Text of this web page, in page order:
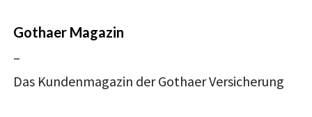
Gothaer Magazin
–
Das Kundenmagazin der Gothaer Versicherung